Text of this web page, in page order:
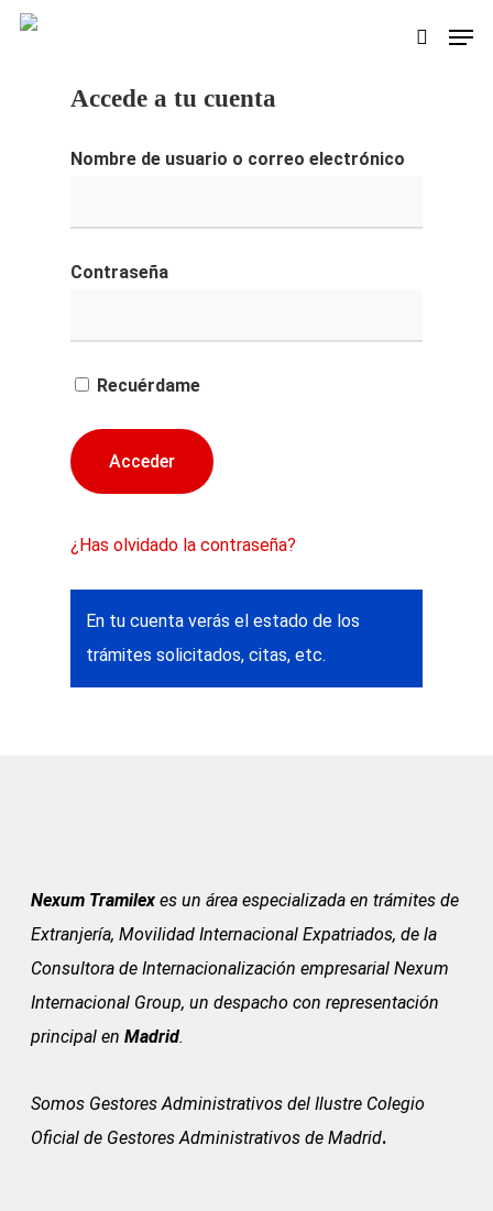
Skip
search
Accede a tu cuenta
Nombre de usuario o correo electrónico
Contraseña
Recuérdame
¿Has olvidado la contraseña?
En tu cuenta verás el estado de los
trámites solicitados, citas, etc.
Nexum Tramilex es un área especializada en trámites de
Extranjería, Movilidad Internacional Expatriados, de la
Consultora de Internacionalización empresarial Nexum
Internacional Group, un despacho con representación
principal en Madrid.
Somos Gestores Administrativos del Ilustre Colegio
Oficial de Gestores Administrativos de Madrid.